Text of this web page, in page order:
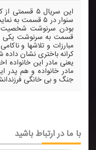
این سریال
سنوار در ۵ قسمت
بودن سرنوشت
قسمت به سرنوشت یكی
مبارزات و تلاشها و
كرانه باختری نشان
یعنی مادر این خانواده
مادر خانواده و هم پدر
جنگ و بی خانگی
با ما در ارتباط باشید